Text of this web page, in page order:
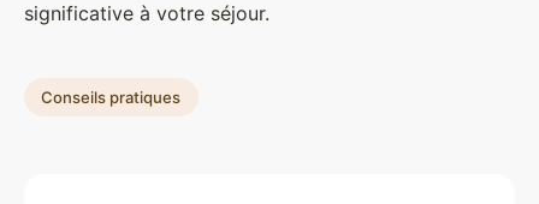
significative à votre séjour.
Conseils pratiques